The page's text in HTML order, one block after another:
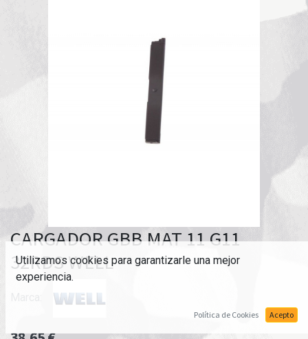
CARGADOR GBB MAT 11 G11
32RDS WELL
Utilizamos cookies para garantizarle una mejor
experiencia.
Política de Cookies Acepto